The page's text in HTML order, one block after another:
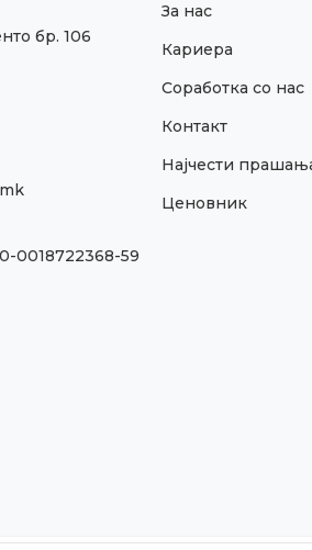
бр. 106
0018722368-59
За нас
Кариера
Соработка со нас
Контакт
Најчести
Ценовник